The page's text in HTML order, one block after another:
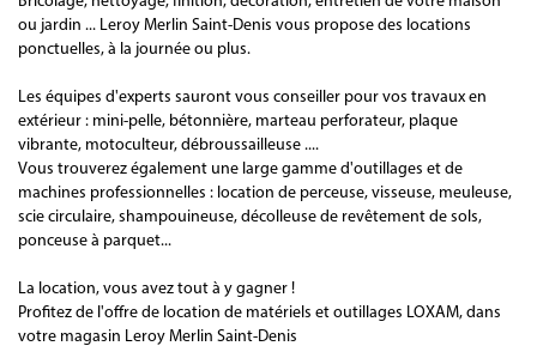
Pour tous vos projets de construction ou de rénovation, louez vos
Bricolage, nettoyage, finition, décoration, entretien de votre maison
ou jardin ... Leroy Merlin Saint-Denis vous propose des locations
ponctuelles, à la journée ou plus.